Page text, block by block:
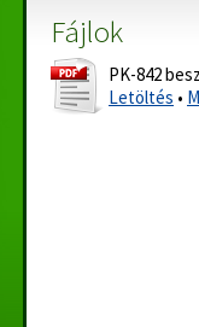
Fájlok
PK-842
Letöltés •